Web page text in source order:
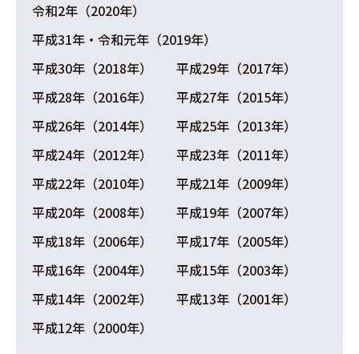
令和2年（2020年）
平成31年・令和元年（2019年）
平成30年（2018年）
平成29年（2017年）
平成28年（2016年）
平成27年（2015年）
平成26年（2014年）
平成25年（2013年）
平成24年（2012年）
平成23年（2011年）
平成22年（2010年）
平成21年（2009年）
平成20年（2008年）
平成19年（2007年）
平成18年（2006年）
平成17年（2005年）
平成16年（2004年）
平成15年（2003年）
平成14年（2002年）
平成13年（2001年）
平成12年（2000年）